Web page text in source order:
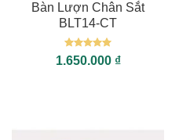
Bàn Lượn Chân Sắt
BLT14-CT
Được xếp
hạng55
1.650.000 ₫